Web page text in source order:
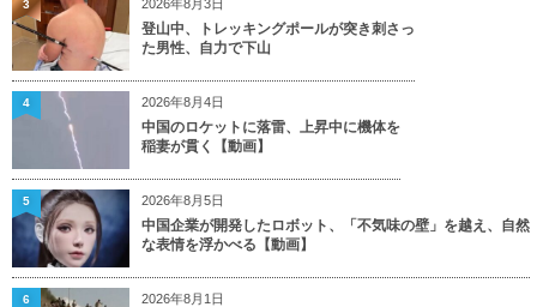
2026年8月3日
登山中、トレッキングポールが突き刺さっ
た男性、自力で下山
3
2026年8月4日
中国のロケットに落雷、上昇中に機体を
稲妻が貫く【動画】
4
2026年8月5日
中国企業が開発したロボット、「不気味の壁」を越え、自然
な表情を浮かべる【動画】
5
2026年8月1日
6